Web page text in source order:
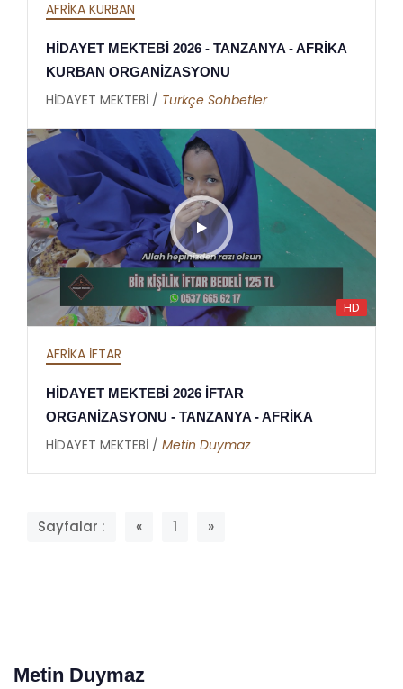
AFRİKA KURBAN
HİDAYET MEKTEBİ 2026 - TANZANYA - AFRİKA
KURBAN ORGANİZASYONU
HİDAYET MEKTEBİ / Türkçe Sohbetler
HD
AFRİKA İFTAR
HİDAYET MEKTEBİ 2026 İFTAR
ORGANİZASYONU - TANZANYA - AFRİKA
HİDAYET MEKTEBİ / Metin Duymaz
Sayfalar : « 1 »
Metin Duymaz